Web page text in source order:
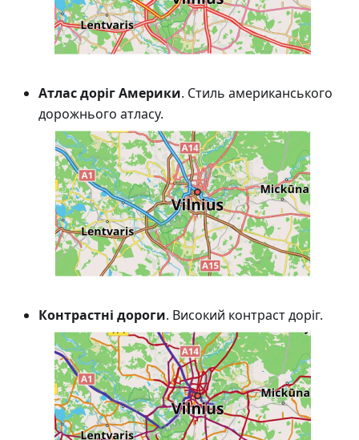
Атлас доріг Америки. Стиль американського
дорожнього атласу.
Контрастні дороги. Високий контраст доріг.